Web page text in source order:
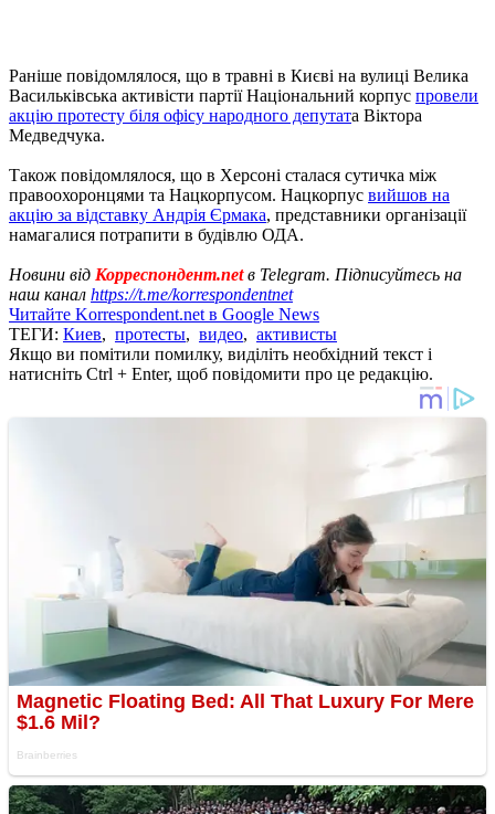
Раніше повідомлялося, що в травні в Києві на вулиці Велика
Васильківська активісти партії Національний корпус провели
акцію протесту біля офісу народного депутата Віктора
Медведчука.
Також повідомлялося, що в Херсоні сталася сутичка між
правоохоронцями та Нацкорпусом. Нацкорпус вийшов на
акцію за відставку Андрія Єрмака, представники організації
намагалися потрапити в будівлю ОДА.
Новини від Корреспондент.netв Telegram. Підписуйтесь на
наш канал https://t.me/korrespondentnet
Читайте Korrespondent.net в Google News
ТЕГИ: Киев, протесты, видео, активисты
Якщо ви помітили помилку, виділіть необхідний текст і
натисніть Ctrl + Enter, щоб повідомити про це редакцію.